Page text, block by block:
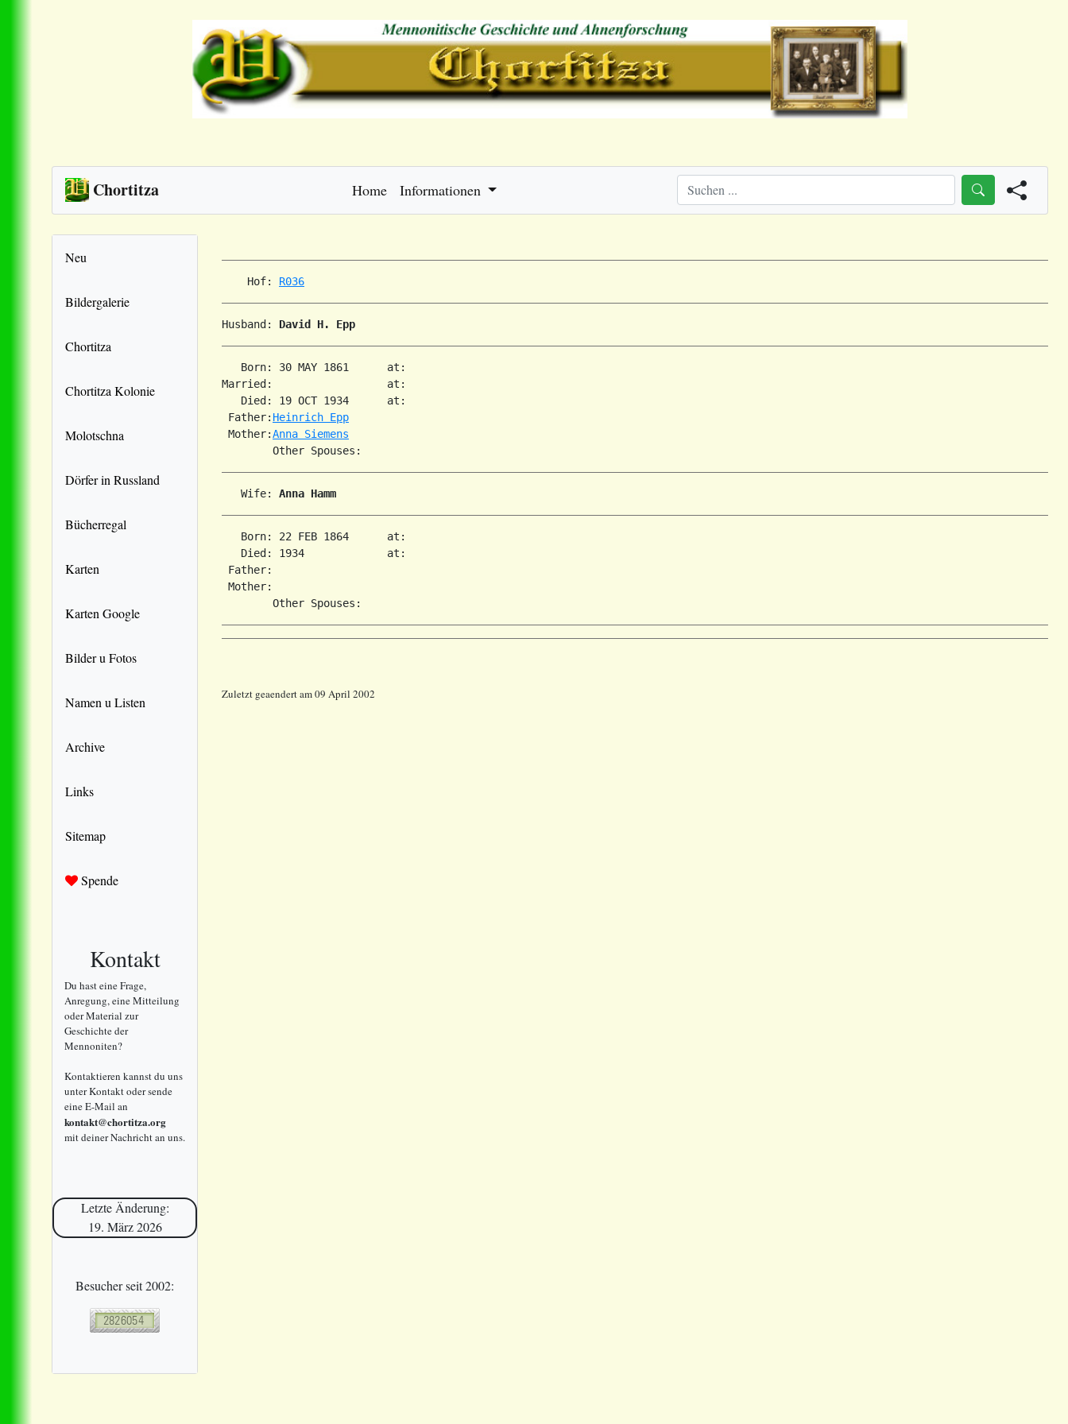
Chortitza Home Informationen
Neu
Bildergalerie
Chortitza
Chortitza Kolonie
Molotschna
Dörfer in Russland
Bücherregal
Karten
Karten Google
Bilder u Fotos
Namen u Listen
Archive
Links
Sitemap
Spende
Kontakt
Du hast eine Frage,
Anregung, eine Mitteilung
oder Material zur
Geschichte der
Mennoniten?
Kontaktieren kannst du uns
unter Kontakt oder sende
eine E-Mail an
kontakt@chortitza.org
mit deiner Nachricht an uns.
Letzte Änderung:
19. März 2026
Besucher seit 2002:
    Hof:
R036
Husband: David H. Epp
   Born: 30 MAY 1861      at:
Married:                  at:
   Died: 19 OCT 1934      at:
Father: Heinrich Epp
Mother:Anna Siemens
   Wife:
Anna Hamm
   Born: 22 FEB 1864      at:
   Died: 1934             at:
Father:
Mother:
Zuletzt geaendert am 09 April 2002